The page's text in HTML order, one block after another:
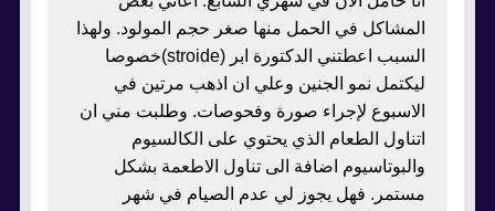
المشاكل في الحمل منها صغر حجم المولود. ولهذا
السبب اعطتني الدكتورة ابر (stroide)خصوصا
ليكتمل نمو الجنين وعلي ان اذهب مرتين في
الاسبوع لإجراء صورة وفحوصات. وطلبت مني ان
اتناول الطعام الذي يحتوي على الكالسيوم
والبوتاسيوم اضافة الى تناول الاطعمة بشكل
مستمر. فهل يجوز لي عدم الصيام في شهر